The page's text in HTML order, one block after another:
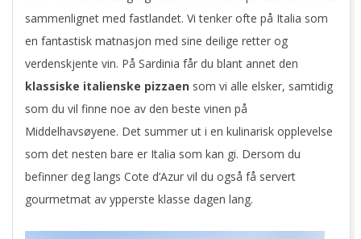
sammenlignet med fastlandet. Vi tenker ofte på Italia som
en fantastisk matnasjon med sine deilige retter og
verdenskjente vin. På Sardinia får du blant annet den
klassiske italienske pizzaen som vi alle elsker, samtidig
som du vil finne noe av den beste vinen på
Middelhavsøyene. Det summer ut i en kulinarisk opplevelse
som det nesten bare er Italia som kan gi. Dersom du
befinner deg langs Cote d’Azur vil du også få servert
gourmetmat av ypperste klasse dagen lang.